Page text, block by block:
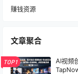
赚钱资源
文章聚合
TOP1
AI视频